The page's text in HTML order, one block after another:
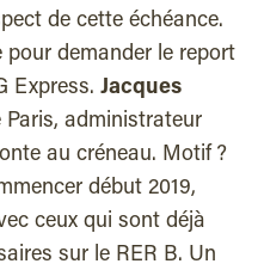
de cette échéance.
pour demander le report
Express. Jacques
Paris, administrateur
au créneau. Motif ?
début 2019,
ceux qui sont déjà
sur le RER B. Un